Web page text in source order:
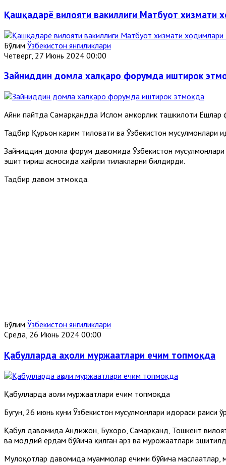
Қашқадарё вилояти вакиллиги Матбуот хизмати
Бўлим Ўзбекистон янгиликлари
Четверг, 27 Июнь 2024 00:00
Зайниддин домла халқаро форумда иштирок
Айни пайтда Самарқандда Ислом ҳамкорлик ташкилоти
Тадбир Қуръон карим тиловати ва Ўзбекистон
Зайниддин домла форум давомида Ўзбекистон мусулмонлари
эшиттириш асносида хайрли тилакларни билдирди.
Тадбир давом этмоқда.
Бўлим Ўзбекистон янгиликлари
Среда, 26 Июнь 2024 00:00
Қабулларда аҳоли муржаатлари ечим топмоқда
Қабулларда аҳоли муржаатлари ечим топмоқда
Бугун, 26 июнь куни Ўзбекистон мусулмонлари идораси
Қабул давомида Андижон, Бухоро, Самарқанд, Тошкент
ва моддий ёрдам бўйича қилган арз ва мурожаатлари
Мулоқотлар давомида муаммолар ечими бўйича маслаҳатлар,